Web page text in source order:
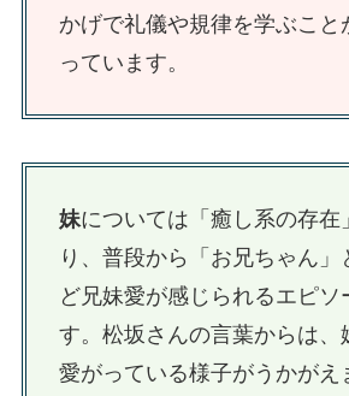
かげで礼儀や規律を学ぶこと
っています。
妹については「癒し系の存在
り、普段から「お兄ちゃん」
ど兄妹愛が感じられるエピソ
す。松坂さんの言葉からは、
愛がっている様子がうかがえ